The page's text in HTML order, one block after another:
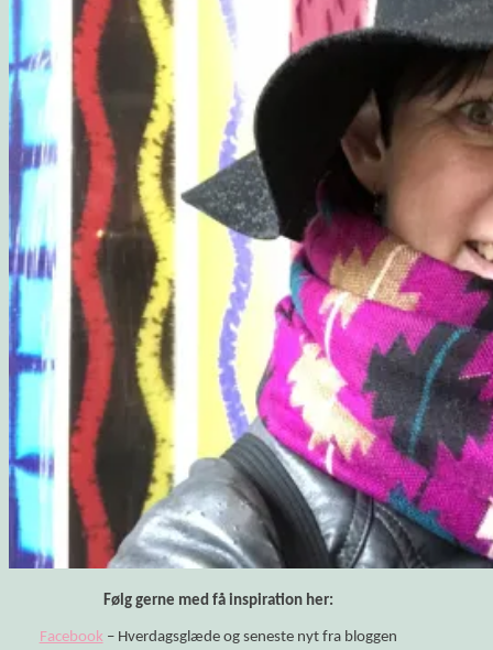
Følg gerne med få inspiration her:
Facebook – Hverdagsglæde og seneste nyt fra bloggen